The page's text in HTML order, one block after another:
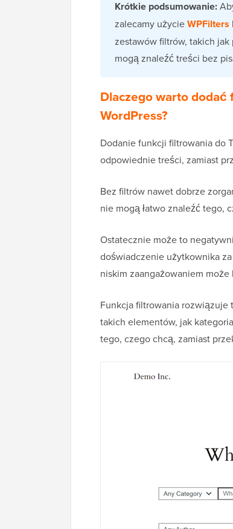
Krótkie podsumowanie:
zalecamy użycieWPFilters
zestawów filtrów, takich
mogą znaleźć treści bez
Dlaczego warto
WordPress?
Dodanie funkcji filtrowania do
odpowiednie treści, zamiast
Bez filtrów nawet dobrze
nie mogą łatwo znaleźć tego,
Ostatecznie może to
doświadczenie użytkownika
niskim zaangażowaniem
Funkcja filtrowania rozwiązuje
takich elementów, jak
tego, czego chcą, zamiast